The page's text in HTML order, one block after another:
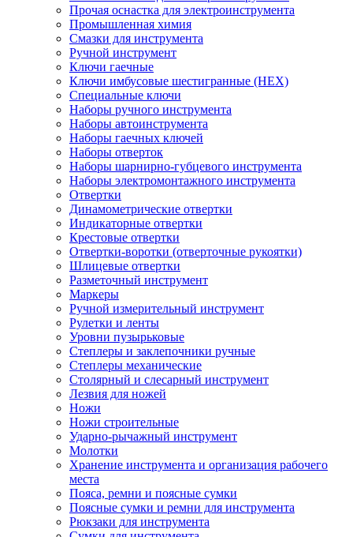
Прочая оснастка для электроинструмента
Промышленная химия
Смазки для инструмента
Ручной инструмент
Ключи гаечные
Ключи имбусовые шестигранные (HEX)
Специальные ключи
Наборы ручного инструмента
Наборы автоинструмента
Наборы гаечных ключей
Наборы отверток
Наборы шарнирно-губцевого инструмента
Наборы электромонтажного инструмента
Отвертки
Динамометрические отвертки
Индикаторные отвертки
Крестовые отвертки
Отвертки-воротки (отверточные рукоятки)
Шлицевые отвертки
Разметочный инструмент
Маркеры
Ручной измерительный инструмент
Рулетки и ленты
Уровни пузырьковые
Степлеры и заклепочники ручные
Степлеры механические
Столярный и слесарный инструмент
Лезвия для ножей
Ножи
Ножи строительные
Ударно-рычажный инструмент
Молотки
Хранение инструмента и организация рабочего
места
Пояса, ремни и поясные сумки
Поясные сумки и ремни для инструмента
Рюкзаки для инструмента